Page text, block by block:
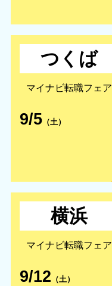
つくば
マイナビ転職フェア
9/5（土）
横浜
マイナビ転職フェア
9/12 （土）